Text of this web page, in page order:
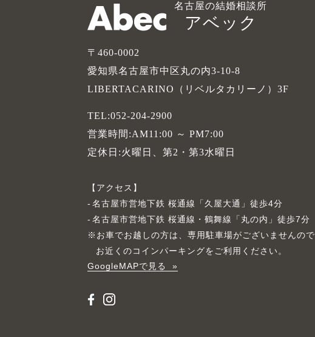
名古屋の結婚相談所
アベック
〒460-0002
愛知県名古屋市中区丸の内3-10-8
LIBERTACARINO（リベルタカリーノ）3F
TEL:052-204-2900
営業時間:AM11:00 ～ PM7:00
定休日:火曜日、第2・第3水曜日
アクセス
名古屋市営地下鉄 桜通線「久屋大通」徒歩4分
名古屋市営地下鉄 桜通線・鶴舞線「丸の内」徒歩7分
※お車でお越しの方は、専用駐車場がございませんので
お近くのコインパーキングをご利用ください。
GoogleMAPで見る